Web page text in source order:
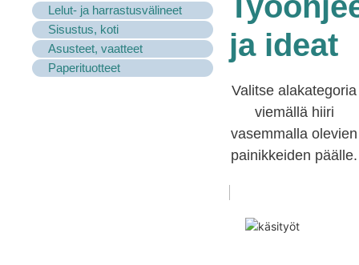
Lelut- ja harrastusvälineet
Sisustus, koti
Asusteet, vaatteet
Paperituotteet
ja ideat
Valitse alakategoria
viemällä hiiri
vasemmalla olevien
painikkeiden päälle.